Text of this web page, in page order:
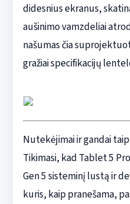
didesnius ekranus,
aušinimo vamzdeliai
našumas čia
gražiai specifikacijų
Nutekėjimai ir gandai
Tikimasi, kad Tablet 5
Gen 5 sisteminį lustą ir
kuris, kaip pranešama,